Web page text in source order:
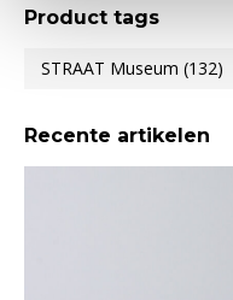
Product tags
STRAAT Museum (132)
Recente artikelen